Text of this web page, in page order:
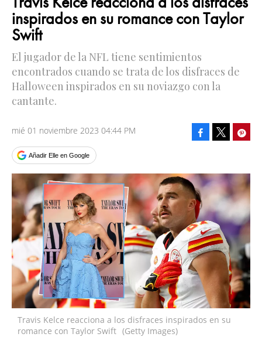
inspirados en su romance con Taylor
Swift
El jugador de la NFL tiene sentimientos
encontrados cuando se trata de los disfraces de
Halloween inspirados en su noviazgo con la
cantante.
mié 01 noviembre 2023 04:44 PM
Añadir Elle en Google
Facebook
Travis Kelce reacciona a los disfraces inspirados en su
romance con Taylor Swift (Getty Images)